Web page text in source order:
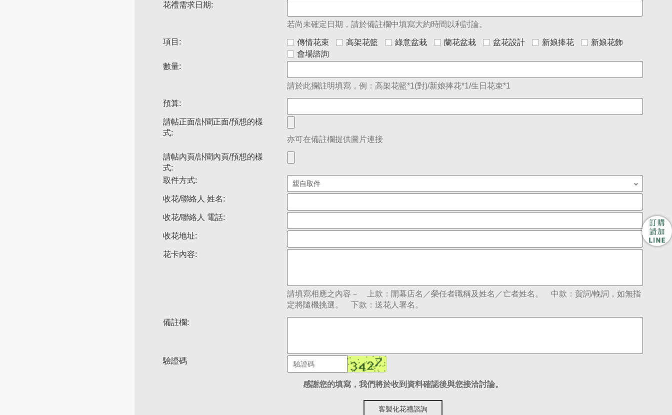
花禮需求日期:
若尚未確定日期，請於備註欄中填寫大約時間以利討論。
項目: 傳情花束 高架花籃 綠意盆栽 蘭花盆栽 盆花設計 新娘捧花
新娘花飾
會場諮詢
數量:
請於此攔註明填寫，例：高架花籃*1(對)/新娘捧花*1/生日花束*1
預算:
請帖正面/訃聞正面/預想的樣
式:
亦可在備註欄提供圖片連接
請帖內頁/訃聞內頁/預想的樣
式:
取件方式:
收花/聯絡人 姓名:
收花/聯絡人 電話:
收花地址:
花卡內容:
請填寫相應之內容－ 上款：開幕店名／榮任者職稱及姓名／亡者姓名。 中款：賀詞/輓詞，如無指
定將隨機挑選。 下款：送花人署名。
備註欄:
驗證碼
感謝您的填寫，我們將於收到資料確認後與您接洽討論。
客製化花禮諮詢